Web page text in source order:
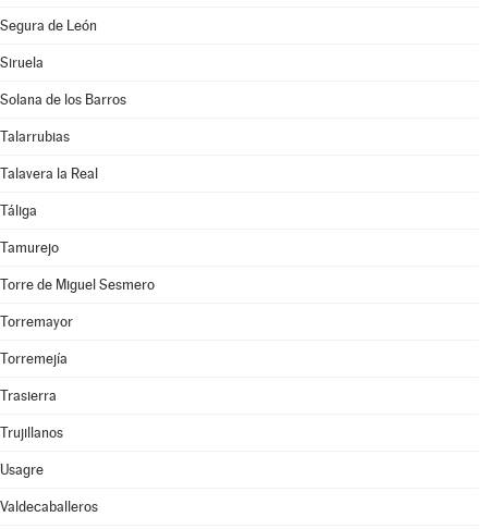
Segura de León
Siruela
Solana de los Barros
Talarrubias
Talavera la Real
Táliga
Tamurejo
Torre de Miguel Sesmero
Torremayor
Torremejía
Trasierra
Trujillanos
Usagre
Valdecaballeros